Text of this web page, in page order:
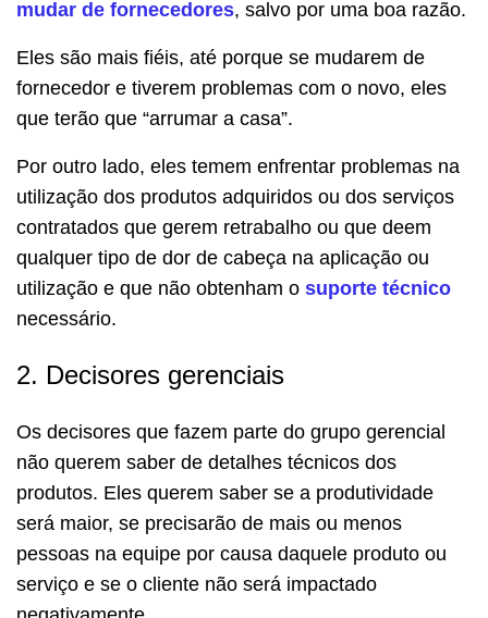
mudar de fornecedores, salvo por uma boa razão.
Eles são mais fiéis, até porque se mudarem de
fornecedor e tiverem problemas com o novo, eles
que terão que “arrumar a casa”.
Por outro lado, eles temem enfrentar problemas na
utilização dos produtos adquiridos ou dos serviços
contratados que gerem retrabalho ou que deem
qualquer tipo de dor de cabeça na aplicação ou
utilização e que não obtenham o suporte técnico
necessário.
2. Decisores gerenciais
Os decisores que fazem parte do grupo gerencial
não querem saber de detalhes técnicos dos
produtos. Eles querem saber se a produtividade
será maior, se precisarão de mais ou menos
pessoas na equipe por causa daquele produto ou
serviço e se o cliente não será impactado